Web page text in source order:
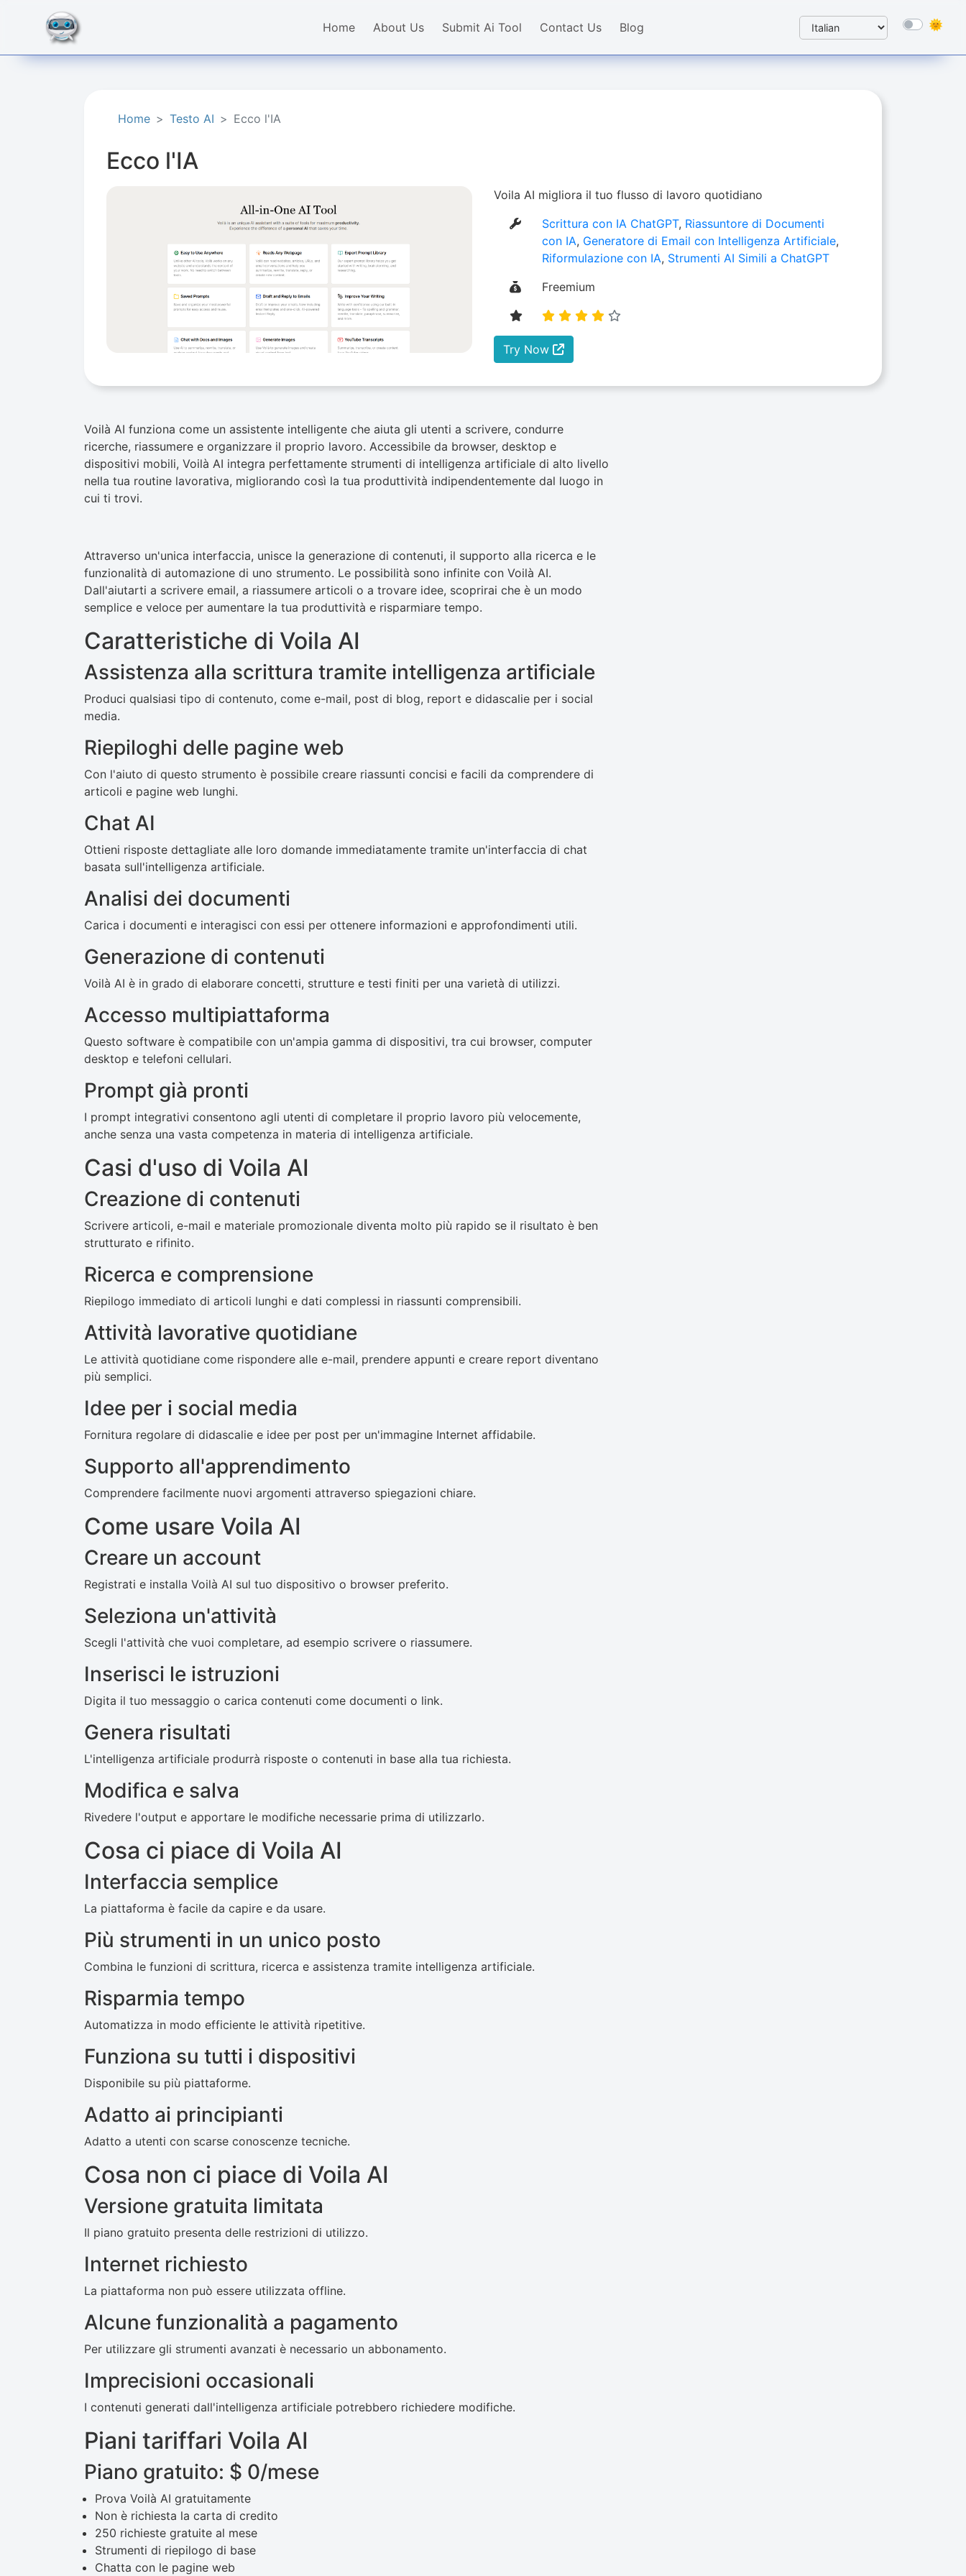
Home About Us Submit Ai Tool Contact Us Blog
Home Testo AI Ecco l'IA
Ecco l'IA
Voila AI migliora il tuo flusso di lavoro quotidiano
Scrittura con IA ChatGPT, Riassuntore di Documenti
con IA, Generatore di Email con Intelligenza Artificiale,
Riformulazione con IA, Strumenti AI Simili a ChatGPT
Freemium
Try Now
Voilà AI funziona come un assistente intelligente che aiuta gli utenti a scrivere, condurre
ricerche, riassumere e organizzare il proprio lavoro. Accessibile da browser, desktop e
dispositivi mobili, Voilà AI integra perfettamente strumenti di intelligenza artificiale di alto livello
nella tua routine lavorativa, migliorando così la tua produttività indipendentemente dal luogo in
cui ti trovi.
Attraverso un'unica interfaccia, unisce la generazione di contenuti, il supporto alla ricerca e le
funzionalità di automazione di uno strumento. Le possibilità sono infinite con Voilà AI.
Dall'aiutarti a scrivere email, a riassumere articoli o a trovare idee, scoprirai che è un modo
semplice e veloce per aumentare la tua produttività e risparmiare tempo.
Caratteristiche di Voila AI
Assistenza alla scrittura tramite intelligenza artificiale
Produci qualsiasi tipo di contenuto, come e-mail, post di blog, report e didascalie per i social
media.
Riepiloghi delle pagine web
Con l'aiuto di questo strumento è possibile creare riassunti concisi e facili da comprendere di
articoli e pagine web lunghi.
Chat AI
Ottieni risposte dettagliate alle loro domande immediatamente tramite un'interfaccia di chat
basata sull'intelligenza artificiale.
Analisi dei documenti
Carica i documenti e interagisci con essi per ottenere informazioni e approfondimenti utili.
Generazione di contenuti
Voilà AI è in grado di elaborare concetti, strutture e testi finiti per una varietà di utilizzi.
Accesso multipiattaforma
Questo software è compatibile con un'ampia gamma di dispositivi, tra cui browser, computer
desktop e telefoni cellulari.
Prompt già pronti
I prompt integrativi consentono agli utenti di completare il proprio lavoro più velocemente,
anche senza una vasta competenza in materia di intelligenza artificiale.
Casi d'uso di Voila AI
Creazione di contenuti
Scrivere articoli, e-mail e materiale promozionale diventa molto più rapido se il risultato è ben
strutturato e rifinito.
Ricerca e comprensione
Riepilogo immediato di articoli lunghi e dati complessi in riassunti comprensibili.
Attività lavorative quotidiane
Le attività quotidiane come rispondere alle e-mail, prendere appunti e creare report diventano
più semplici.
Idee per i social media
Fornitura regolare di didascalie e idee per post per un'immagine Internet affidabile.
Supporto all'apprendimento
Comprendere facilmente nuovi argomenti attraverso spiegazioni chiare.
Come usare Voila AI
Creare un account
Registrati e installa Voilà AI sul tuo dispositivo o browser preferito.
Seleziona un'attività
Scegli l'attività che vuoi completare, ad esempio scrivere o riassumere.
Inserisci le istruzioni
Digita il tuo messaggio o carica contenuti come documenti o link.
Genera risultati
L'intelligenza artificiale produrrà risposte o contenuti in base alla tua richiesta.
Modifica e salva
Rivedere l'output e apportare le modifiche necessarie prima di utilizzarlo.
Cosa ci piace di Voila AI
Interfaccia semplice
La piattaforma è facile da capire e da usare.
Più strumenti in un unico posto
Combina le funzioni di scrittura, ricerca e assistenza tramite intelligenza artificiale.
Risparmia tempo
Automatizza in modo efficiente le attività ripetitive.
Funziona su tutti i dispositivi
Disponibile su più piattaforme.
Adatto ai principianti
Adatto a utenti con scarse conoscenze tecniche.
Cosa non ci piace di Voila AI
Versione gratuita limitata
Il piano gratuito presenta delle restrizioni di utilizzo.
Internet richiesto
La piattaforma non può essere utilizzata offline.
Alcune funzionalità a pagamento
Per utilizzare gli strumenti avanzati è necessario un abbonamento.
Imprecisioni occasionali
I contenuti generati dall'intelligenza artificiale potrebbero richiedere modifiche.
Piani tariffari Voila AI
Piano gratuito: $ 0/mese
Prova Voilà AI gratuitamente
Non è richiesta la carta di credito
250 richieste gratuite al mese
Strumenti di riepilogo di base
Chatta con le pagine web